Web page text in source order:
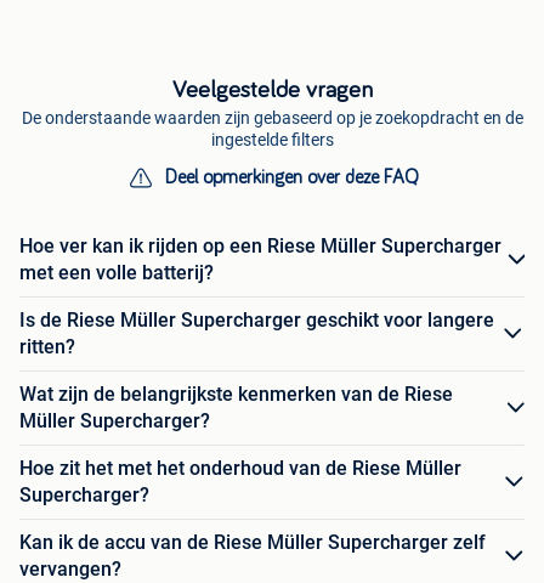
Veelgestelde vragen
De onderstaande waarden zijn gebaseerd op je zoekopdracht en de
ingestelde filters
Deel opmerkingen over deze FAQ
Hoe ver kan ik rijden op een Riese Müller Supercharger
met een volle batterij?
Is de Riese Müller Supercharger geschikt voor langere
ritten?
Wat zijn de belangrijkste kenmerken van de Riese
Müller Supercharger?
Hoe zit het met het onderhoud van de Riese Müller
Supercharger?
Kan ik de accu van de Riese Müller Supercharger zelf
vervangen?